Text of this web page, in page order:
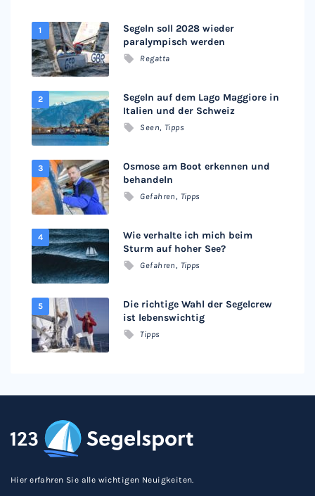
Segeln soll 2028 wieder
paralympisch werden
Regatta
Segeln auf dem Lago Maggiore in
Italien und der Schweiz
Seen Tipps
Osmose am Boot erkennen und
behandeln
Gefahren Tipps
Wie verhalte ich mich beim
Sturm auf hoher See?
Gefahren Tipps
Die richtige Wahl der Segelcrew
ist lebenswichtig
Tipps
Hier erfahren Sie alle wichtigen Neuigkeiten.